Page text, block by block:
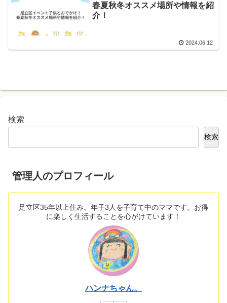
春夏秋冬オススメ場所や情報を紹
介！
2024.06.12
検索
検索
管理人のプロフィール
足立区35年以上住み。年子3人を子育て中のママです。お得
に楽しく生活することを心がけています！
ハンナちゃん。